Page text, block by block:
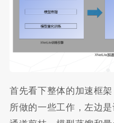
首先看下整体的加速框
所做的一些工作，左边